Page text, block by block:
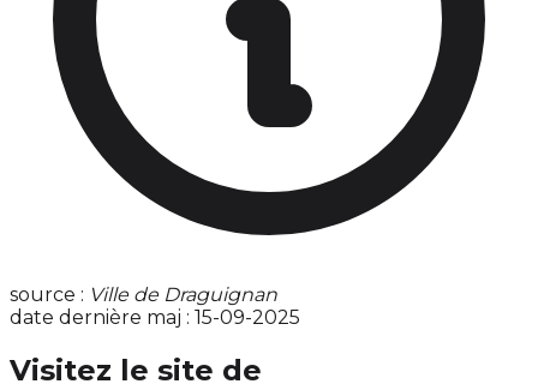
source : Ville de Draguignan
date dernière maj : 15-09-2025
Visitez le site de